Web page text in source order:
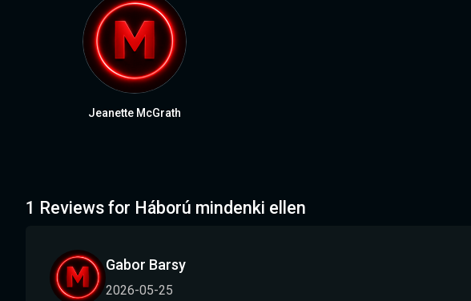
Jeanette McGrath
1 Reviews for Háború mindenki ellen
Gabor Barsy
2026-05-25